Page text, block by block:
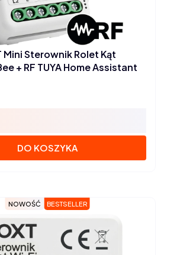
Mini Sterownik Rolet Kąt
+ RF TUYA Home Assistant
DO KOSZYKA
BESTSELLER
NOWOŚĆ